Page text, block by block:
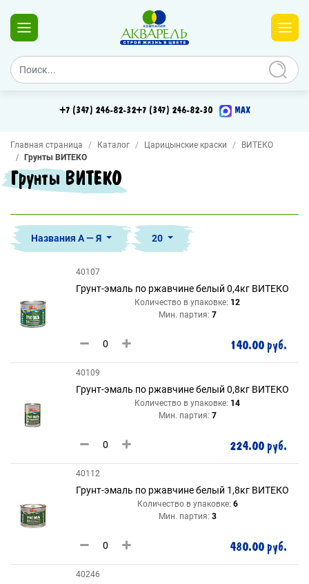
+7 (347) 246-82-32+7 (347) 246-82-30 MAX
Главная страница Каталог Царицынские краски
ВИТЕКО
Грунты ВИТЕКО
Грунты ВИТЕКО
Названия А — Я 20
40107
Грунт-эмаль по ржавчине белый 0,4кг ВИТЕКО
Количество в упаковке: 12
Мин. партия: 7
140.00 руб.
40109
Грунт-эмаль по ржавчине белый 0,8кг ВИТЕКО
Количество в упаковке: 14
Мин. партия: 7
224.00 руб.
40112
Грунт-эмаль по ржавчине белый 1,8кг ВИТЕКО
Количество в упаковке: 6
Мин. партия: 3
480.00 руб.
40246